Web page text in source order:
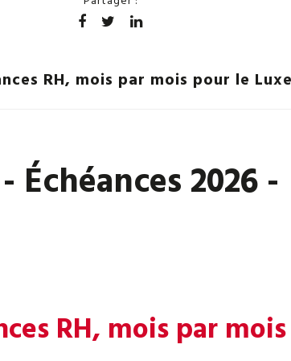
RH, mois par mois pour le
Échéances 2026 -
RH, mois par mois